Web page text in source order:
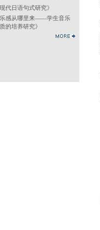
现代日语句式研究》
乐感从哪里来——学生音乐
的培养研究》